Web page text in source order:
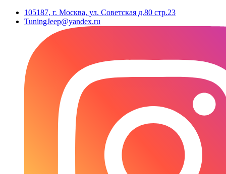
105187, г. Москва, ул. Советская д.80 стр.23
TuningJeep@yandex.ru